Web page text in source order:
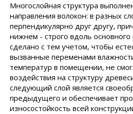
Многослойная структура
направления волокон: в разных
перпендикулярно друг другу,
нижнем - строго вдоль основного
сделано с тем учетом, чтобы
вызванные переменами
температур в помещении, не
воздействия на структуру
следующий слой является
предыдущего и обеспечивает
износостойкость всей